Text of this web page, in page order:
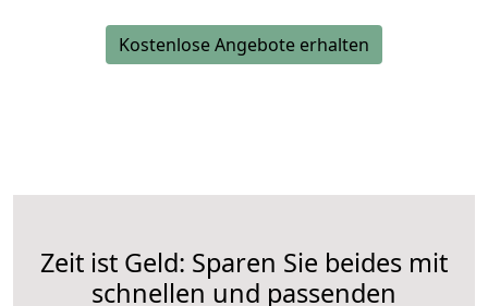
Kostenlose Angebote erhalten
Zeit ist Geld: Sparen Sie beides mit
schnellen und passenden